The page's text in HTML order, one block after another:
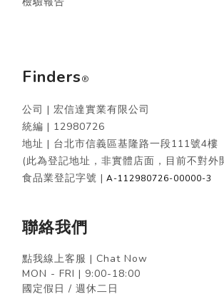
Finders®
公司 | 宏信達實業有限公司
統編 | 12980726
地址 | 台北市信義區基隆路一段111號4樓
(此為登記地址，非實體店面，目前不對外
食品業登記字號 | A-112980726-00000-3
聯絡我們
點我線上客服 | Chat Now
MON - FRI | 9:00-18:00
國定假日 / 週休二日